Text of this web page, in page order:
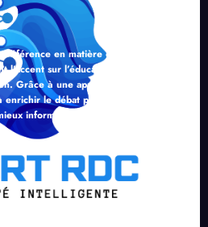
référence en matière d’information
sur l’éducation, l’analyse
Grâce à une approche professionnelle
enrichir le débat public et à contribuer à
informée.